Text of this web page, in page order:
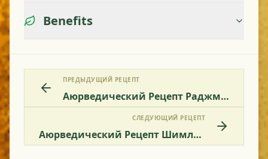
Benefits
ПРЕДЫДУЩИЙ РЕЦЕПТ
Аюрведический Рецепт Раджма - Красная Фасоль
СЛЕДУЮЩИЙ РЕЦЕПТ
Аюрведический Рецепт Шимла Мирч Патта Гоби - Перец И Капуста